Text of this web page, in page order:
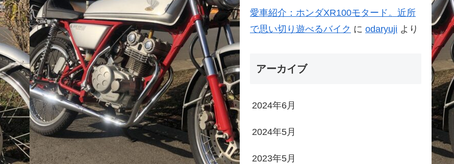
愛車紹介：ホンダXR100モタード。近所
で思い切り遊べるバイク に odaryuji より
アーカイブ
2024年6月
2024年5月
2023年5月